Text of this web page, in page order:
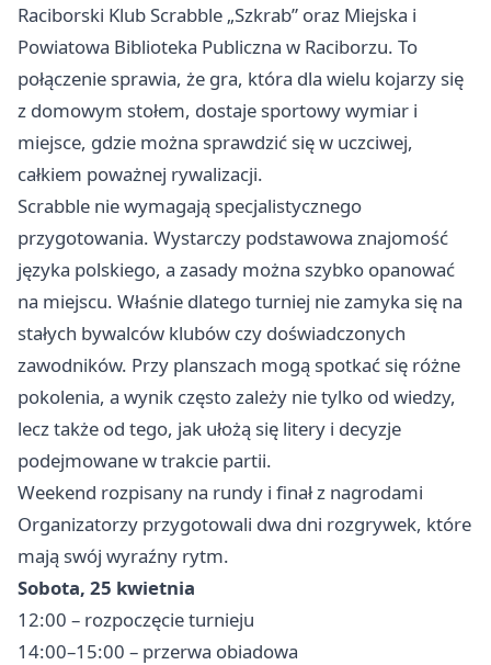
Raciborski Klub Scrabble „Szkrab” oraz Miejska i
Powiatowa Biblioteka Publiczna w Raciborzu. To
połączenie sprawia, że gra, która dla wielu kojarzy się
z domowym stołem, dostaje sportowy wymiar i
miejsce, gdzie można sprawdzić się w uczciwej,
całkiem poważnej rywalizacji.
Scrabble nie wymagają specjalistycznego
przygotowania. Wystarczy podstawowa znajomość
języka polskiego, a zasady można szybko opanować
na miejscu. Właśnie dlatego turniej nie zamyka się na
stałych bywalców klubów czy doświadczonych
zawodników. Przy planszach mogą spotkać się różne
pokolenia, a wynik często zależy nie tylko od wiedzy,
lecz także od tego, jak ułożą się litery i decyzje
podejmowane w trakcie partii.
Weekend rozpisany na rundy i finał z nagrodami
Organizatorzy przygotowali dwa dni rozgrywek, które
mają swój wyraźny rytm.
Sobota, 25 kwietnia
12:00 – rozpoczęcie turnieju
14:00–15:00 – przerwa obiadowa